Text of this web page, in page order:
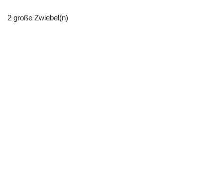
2 große Zwiebel(n)